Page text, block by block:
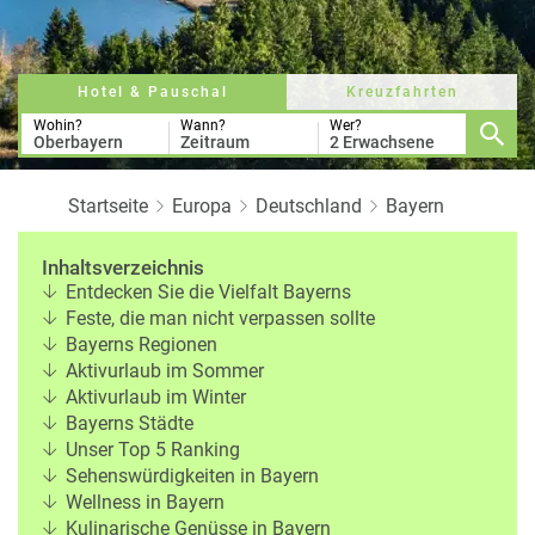
e
s
M
at
s
R
s
e
x
p
rt
e
r
e
u
f
a
h
e
b
u
c
r
L
in
ut
U
rl
u
b
Hotel & Pauschal
Kreuzfahrten
Wohin?
Oberbayern
Wann?
Zeitraum
Wer?
2 Erwachsene
Startseite Europa Deutschland Bayern
Inhaltsverzeichnis
Entdecken Sie die Vielfalt Bayerns
Feste, die man nicht verpassen sollte
Bayerns Regionen
Aktivurlaub im Sommer
Aktivurlaub im Winter
Bayerns Städte
Unser Top 5 Ranking
Sehenswürdigkeiten in Bayern
Wellness in Bayern
Kulinarische Genüsse in Bayern